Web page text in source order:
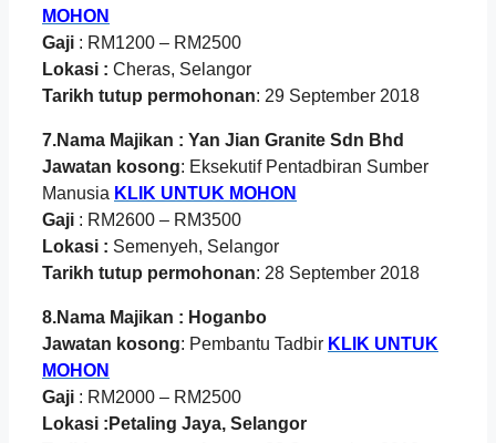
MOHON
Gaji : RM1200 – RM2500
Lokasi : Cheras, Selangor
Tarikh tutup permohonan: 29 September 2018
7.Nama Majikan : Yan Jian Granite Sdn Bhd
Jawatan kosong: Eksekutif Pentadbiran Sumber
Manusia KLIK UNTUK MOHON
Gaji : RM2600 – RM3500
Lokasi : Semenyeh, Selangor
Tarikh tutup permohonan: 28 September 2018
8.Nama Majikan : Hoganbo
Jawatan kosong: Pembantu Tadbir KLIK UNTUK
MOHON
Gaji : RM2000 – RM2500
Lokasi :Petaling Jaya, Selangor